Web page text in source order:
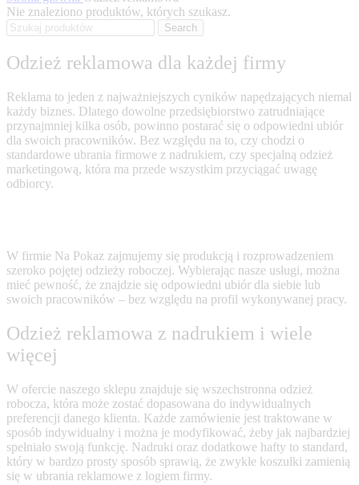
Nie znaleziono produktów, których szukasz.
Search
Odzież reklamowa dla każdej firmy
Reklama to jeden z najważniejszych cyników napędzających niemal
każdy biznes. Dlatego dowolne przedsiębiorstwo zatrudniające
przynajmniej kilka osób, powinno postarać się o odpowiedni ubiór
dla swoich pracowników. Bez względu na to, czy chodzi o
standardowe ubrania firmowe z nadrukiem, czy specjalną odzież
marketingową, która ma przede wszystkim przyciągać uwagę
odbiorcy.
W firmie Na Pokaz zajmujemy się produkcją i rozprowadzeniem
szeroko pojętej odzieży roboczej. Wybierając nasze usługi, można
mieć pewność, że znajdzie się odpowiedni ubiór dla siebie lub
swoich pracowników – bez względu na profil wykonywanej pracy.
Odzież reklamowa z nadrukiem i wiele
więcej
W ofercie naszego sklepu znajduje się wszechstronna odzież
robocza, która może zostać dopasowana do indywidualnych
preferencji danego klienta. Każde zamówienie jest traktowane w
sposób indywidualny i można je modyfikować, żeby jak najbardziej
spełniało swoją funkcję. Nadruki oraz dodatkowe hafty to standard,
który w bardzo prosty sposób sprawią, że zwykłe koszulki zamienią
się w ubrania reklamowe z logiem firmy.